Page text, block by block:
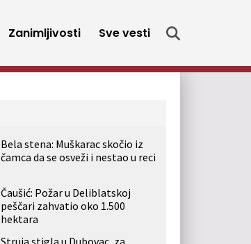
Zanimljivosti Sve vesti
Bela stena: Muškarac skočio iz
čamca da se osveži i nestao u reci
Čaušić: Požar u Deliblatskoj
peščari zahvatio oko 1.500
hektara
Struja stigla u Dubovac, za